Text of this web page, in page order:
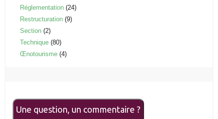
Réglementation (24)
Restructuration (9)
Section (2)
Technique (80)
Œnotourisme (4)
Une question, un commentaire ?